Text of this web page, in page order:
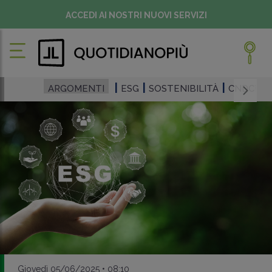
ACCEDI AI NOSTRI NUOVI SERVIZI
ARGOMENTI ESG SOSTENIBILITÀ CNDCEC
Giovedì 05/06/2025 • 08:10